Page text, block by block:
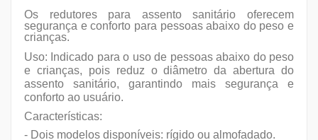
Os redutores para assento sanitário oferecem
segurança e conforto para pessoas abaixo do peso e
crianças.
Uso: Indicado para o uso de pessoas abaixo do peso
e crianças, pois reduz o diâmetro da abertura do
assento sanitário, garantindo mais segurança e
conforto ao usuário.
Características:
- Dois modelos disponíveis: rígido ou almofadado.